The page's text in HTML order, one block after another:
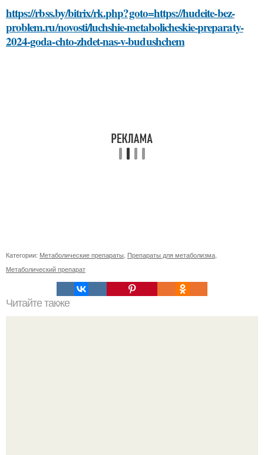
https://rbss.by/bitrix/rk.php?goto=https://hudeite-bez-
problem.ru/novosti/luchshie-metabolicheskie-preparaty-
2024-goda-chto-zhdet-nas-v-budushchem
Категории: Метаболические препараты Препараты для метаболизма
Метаболический препарат
Читайте также